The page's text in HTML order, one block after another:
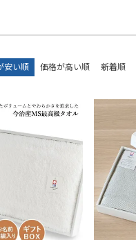
安い順 価格が高い順 新着順